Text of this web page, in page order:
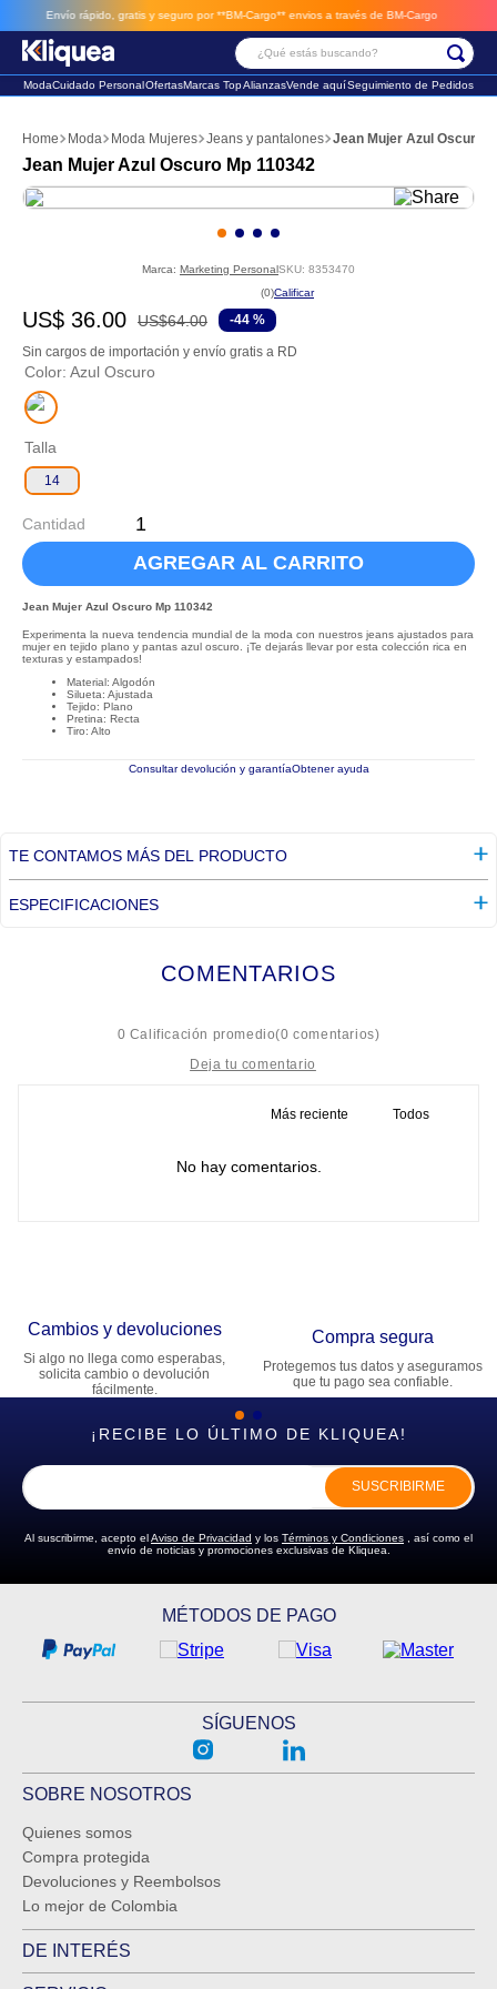
Envío rápido, gratis y seguro por **BM-Cargo** envios a través de BM-Cargo
¿Qué estás buscando?
ModaCuidado PersonalOfertasMarcas TopAlianzasVende aquíSeguimiento de Pedidos
Moda Moda Mujeres Jeans y pantalones Jean Mujer Azul Oscuro
Jean Mujer Azul Oscuro Mp 110342
Marca: Marketing PersonalSKU: 8353470
☆
(0)
US$ 36.00 US$64.00 -44 %
Sin cargos de importación y envío gratis a RD
Color: Azul Oscuro
Talla
14
Cantidad
AGREGAR AL CARRITO
Jean Mujer Azul Oscuro Mp 110342
Experimenta la nueva tendencia mundial de la moda con nuestros jeans ajustados para
mujer en tejido plano y pantas azul oscuro. ¡Te dejarás llevar por esta colección rica en
texturas y estampados!
Material: Algodón
Silueta: Ajustada
Tejido: Plano
Pretina: Recta
Tiro: Alto
Consultar devolución y garantíaObtener ayuda
TE CONTAMOS MÁS DEL PRODUCTO
ESPECIFICACIONES
COMENTARIOS
0 Calificación promedio(0 comentarios)
Dirección de email
ENVIAR COMENTARIO
Más reciente Todos
No hay comentarios.
Cambios y devoluciones
Si algo no llega como esperabas,
solicita cambio o devolución
fácilmente.
Compra segura
Protegemos tus datos y aseguramos
que tu pago sea confiable.
¡RECIBE LO ÚLTIMO DE KLIQUEA!
SUSCRIBIRME
Al suscribirme, acepto elAviso de Privacidad y los Términos y Condiciones , así como el
envío de noticias y promociones exclusivas de Kliquea.
MÉTODOS DE PAGO
SÍGUENOS
SOBRE NOSOTROS
Quienes somos
Compra protegida
Devoluciones y Reembolsos
Lo mejor de Colombia
DE INTERÉS
2. sandalia